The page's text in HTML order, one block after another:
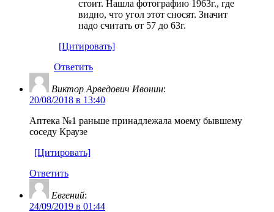
стоит. Нашла фотографию 1963г., где
видно, что угол этот сносят. Значит
надо считать от 57 до 63г.
[Цитировать]
Ответить
Виктор Арведович Ивонин:
20/08/2018 в 13:40
Аптека №1 раньше принадлежала моему бывшему
соседу Краузе
[Цитировать]
Ответить
Евгений:
24/09/2019 в 01:44